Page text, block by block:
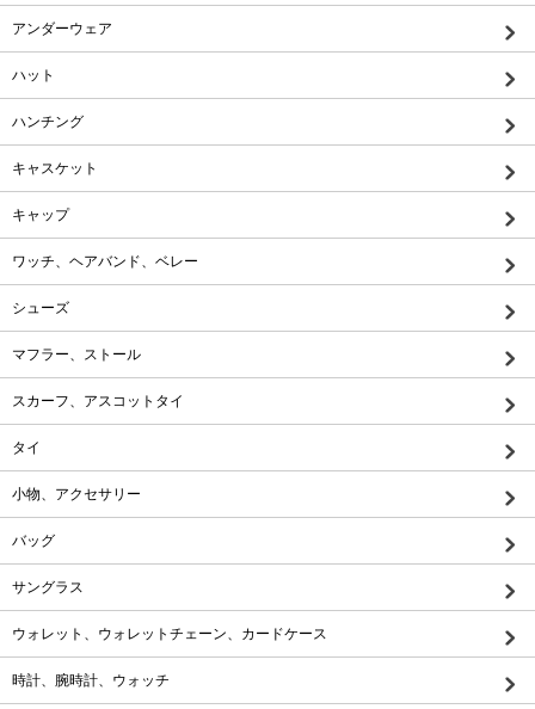
アンダーウェア
ハット
ハンチング
キャスケット
キャップ
ワッチ、ヘアバンド、ベレー
シューズ
マフラー、ストール
スカーフ、アスコットタイ
タイ
小物、アクセサリー
バッグ
サングラス
ウォレット、ウォレットチェーン、カードケース
時計、腕時計、ウォッチ